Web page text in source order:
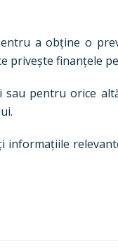
a obține o
privește finanțele
pentru orice